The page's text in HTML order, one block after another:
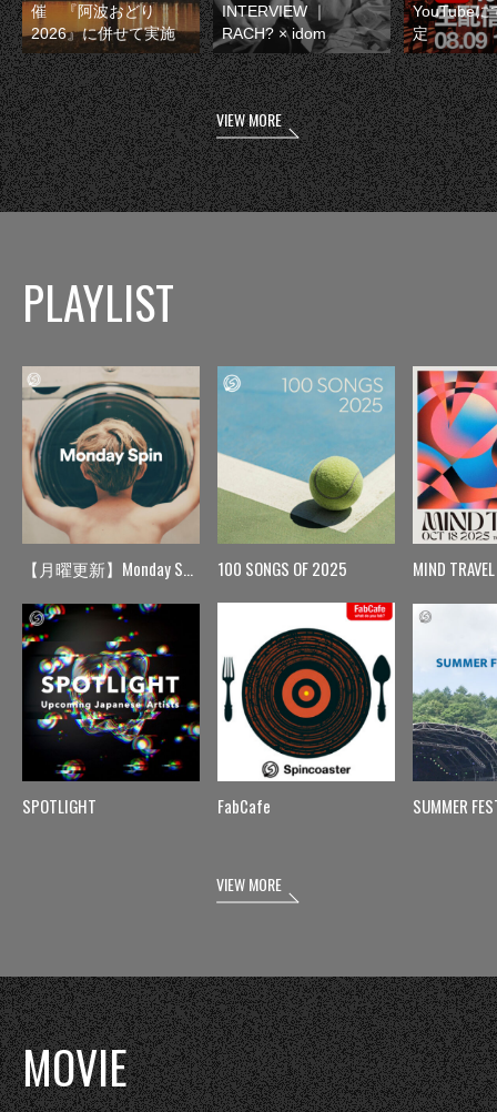
催 『阿波おどり
2026』に併せて実施
INTERVIEW ｜
RACH? × idom
YouTubeに
定
VIEW MORE
PLAYLIST
【月曜更新】Monday Spin
SPOTLIGHT
100 SONGS OF 2025
FabCafe
MIND TRAVEL
SUMMER
VIEW MORE
MOVIE